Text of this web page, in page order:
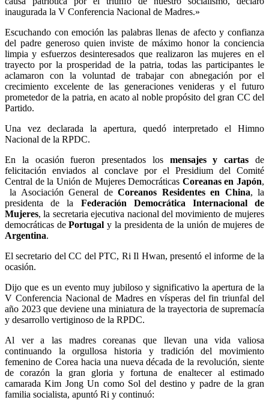
inaugurada la V Conferencia Nacional de Madres.»
Escuchando con emoción las palabras llenas de afecto y confianza
del padre generoso quien inviste de máximo honor la conciencia
limpia y esfuerzos desinteresados que realizaron las mujeres en el
trayecto por la prosperidad de la patria, todas las participantes le
aclamaron con la voluntad de trabajar con abnegación por el
crecimiento excelente de las generaciones venideras y el futuro
prometedor de la patria, en acato al noble propósito del gran CC del
Partido.
Una vez declarada la apertura, quedó interpretado el Himno
Nacional de la RPDC.
En la ocasión fueron presentados los mensajes y cartas de
felicitación enviados al conclave por el Presidium del Comité
Central de la Unión de Mujeres Democráticas Coreanas en Japón,
la Asociación General deCoreanos Residentes en China, la
presidenta de la Federación Democrática Internacional de
Mujeres, la secretaria ejecutiva nacional del movimiento de mujeres
democráticas dePortugal y la presidenta de la unión de mujeres de
Argentina.
El secretario del CC del PTC, Ri Il Hwan, presentó el informe de la
ocasión.
Dijo que es un evento muy jubiloso y significativo la apertura de la
V Conferencia Nacional de Madres en vísperas del fin triunfal del
año 2023 que deviene una miniatura de la trayectoria de supremacía
y desarrollo vertiginoso de la RPDC.
Al ver a las madres coreanas que llevan una vida valiosa
continuando la orgullosa historia y tradición del movimiento
femenino de Corea hacia una nueva década de la revolución, siente
de corazón la gran gloria y fortuna de enaltecer al estimado
camaradaKim Jong Un como Sol del destino y padre de la gran
familia socialista, apuntó Ri y continuó: